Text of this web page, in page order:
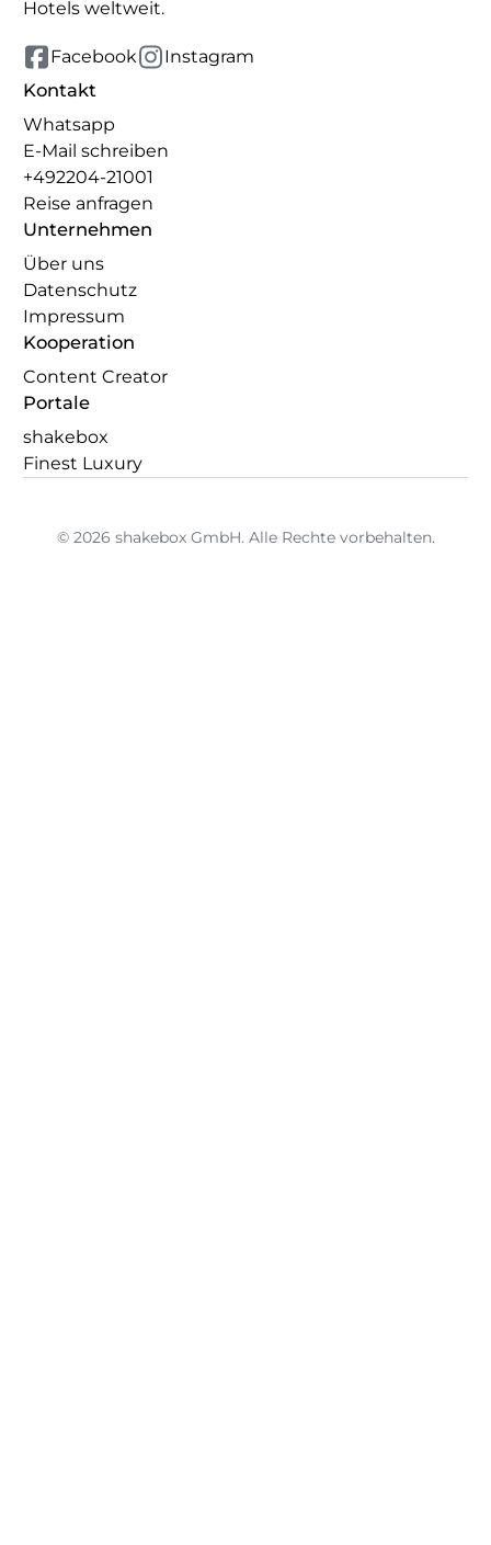
Hotels weltweit.
Facebook Instagram
Kontakt
Whatsapp
E-Mail schreiben
+492204-21001
Reise anfragen
Unternehmen
Über uns
Datenschutz
Impressum
Kooperation
Content Creator
Portale
shakebox
Finest Luxury
© 2026 shakebox GmbH. Alle Rechte vorbehalten.